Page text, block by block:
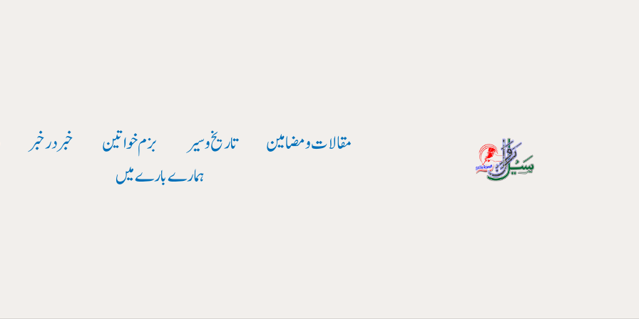
مقالات و مضامین تاریخ وسیر بزم خواتین خبر در خبر
ہمارے بارے میں